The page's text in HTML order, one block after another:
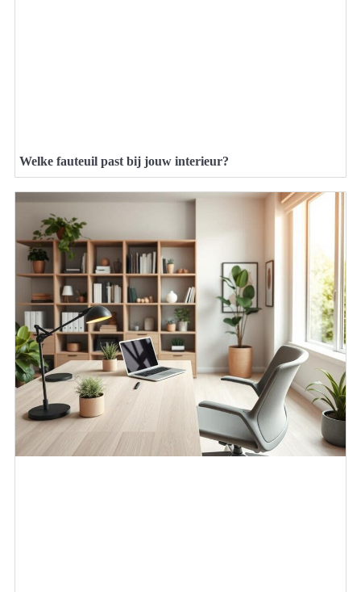
Welke fauteuil past bij jouw interieur?